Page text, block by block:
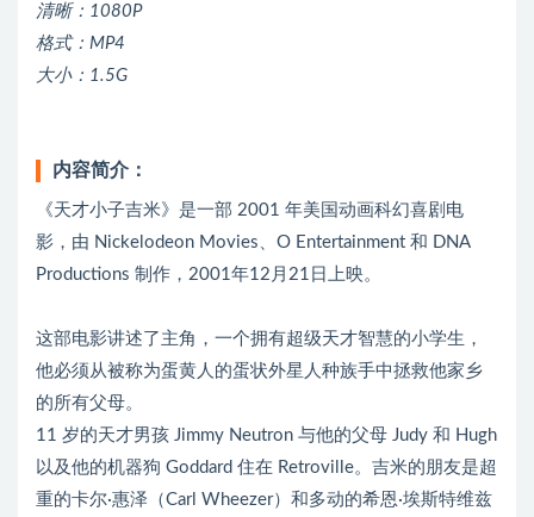
清晰：1080P
格式：MP4
大小：1.5G
内容简介：
《天才小子吉米》是一部 2001 年美国动画科幻喜剧电
影，由 Nickelodeon Movies、O Entertainment 和 DNA
Productions 制作，2001年12月21日上映。
这部电影讲述了主角，一个拥有超级天才智慧的小学生，
他必须从被称为蛋黄人的蛋状外星人种族手中拯救他家乡
的所有父母。
11 岁的天才男孩 Jimmy Neutron 与他的父母 Judy 和 Hugh
以及他的机器狗 Goddard 住在 Retroville。吉米的朋友是超
重的卡尔·惠泽（Carl Wheezer）和多动的希恩·埃斯特维兹